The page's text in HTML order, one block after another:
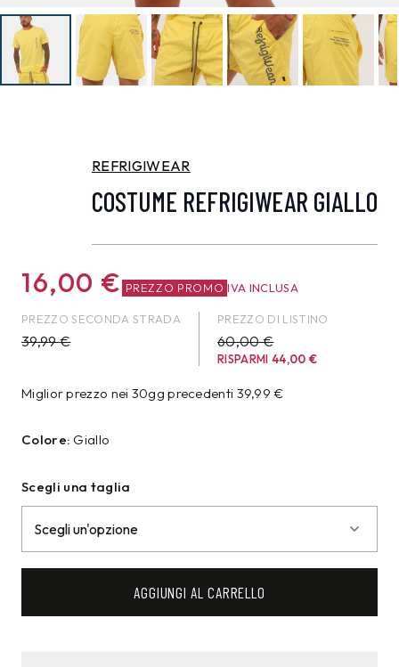
REFRIGIWEAR
COSTUME REFRIGIWEAR GIALLO
16,00 € PREZZO PROMO IVA INCLUSA
PREZZO SECONDA STRADA
39,99€
PREZZO DI LISTINO
60,00 €
RISPARMI44,00€
Miglior prezzo nei 30gg precedenti 39,99€
Colore: Giallo
Scegli una taglia
AGGIUNGI AL CARRELLO